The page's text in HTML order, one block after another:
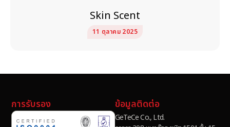
Skin Scent
11 ตุลาคม 2025
การรับรอง ข้อมูลติดต่อ
GeTeCe Co., Ltd.